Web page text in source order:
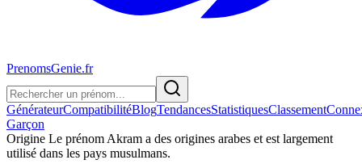
PrenomsGenie.fr
GénérateurCompatibilitéBlogTendancesStatistiquesClassement
Garçon
Origine Le prénom Akram a des origines arabes et est largement
utilisé dans les pays musulmans.